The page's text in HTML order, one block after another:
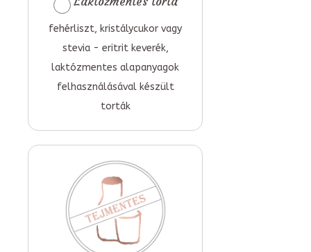
fehérliszt, kristálycukor vagy
stevia - eritrit keverék,
laktózmentes alapanyagok
felhasználásával készült
torták